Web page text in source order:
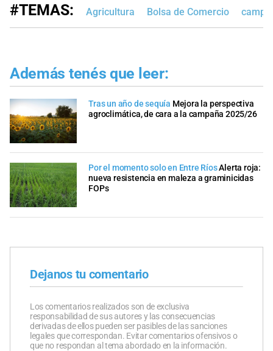
#TEMAS: Agricultura Bolsa de Comercio
Además tenés que leer:
Tras un año de sequía Mejora la perspectiva
agroclimática, de cara a la campaña 2025/26
Por el momento solo en Entre RíosAlerta roja:
nueva resistencia en maleza a graminicidas
FOPs
Dejanos tu comentario
Los comentarios realizados son de exclusiva
responsabilidad de sus autores y las consecuencias
derivadas de ellos pueden ser pasibles de las sanciones
legales que correspondan. Evitar comentarios ofensivos o
que no respondan al tema abordado en la información.